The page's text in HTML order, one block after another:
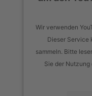
Wir verwenden
Dieser Service
sammeln. Bitte
Sie der Nutzung